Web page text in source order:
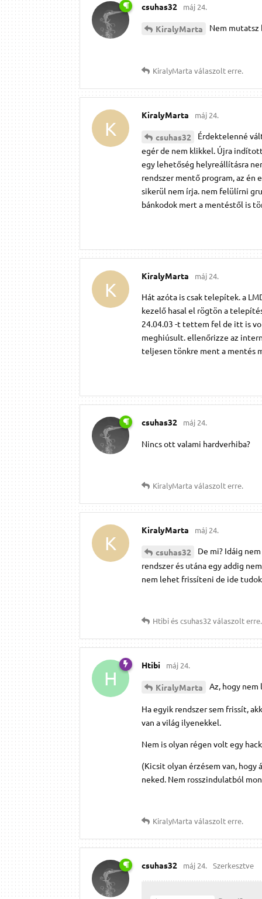
csuhas32 máj 24.
KiralyMarta Nem mutatsz
KiralyMarta válaszolt erre.
K
KiralyMarta máj 24.
csuhas32
Érdektelenné
egér de nem klikkel. Újra
egy lehetőség helyreállításra
rendszer mentő program, az én
sikerül nem írja. nem felülírni
bánkodok mert a mentéstől is
K
KiralyMarta máj 24.
Hát azóta is csak telepítek. a
kezelő hasal el rögtön a
24.04.03 -t tettem fel de itt is
meghiúsult. ellenőrizze az
teljesen tönkre ment a mentés
csuhas32 máj 24.
Nincs ott valami hardverhiba?
KiralyMarta válaszolt erre.
K
KiralyMarta máj 24.
csuhas32
De mi? Idáig
rendszer és utána egy addig
nem lehet frissíteni de ide
Htibiéscsuhas32 válaszolt erre.
H
Htibi máj 24.
KiralyMarta Az, hogy
Ha egyik rendszer sem frissít,
van a világ ilyenekkel.
Nem is olyan régen volt egy
(Kicsit olyan érzésem van, hogy
neked. Nem rosszindulatból
KiralyMarta válaszolt erre.
csuhas32 máj 24. Szerkesztve